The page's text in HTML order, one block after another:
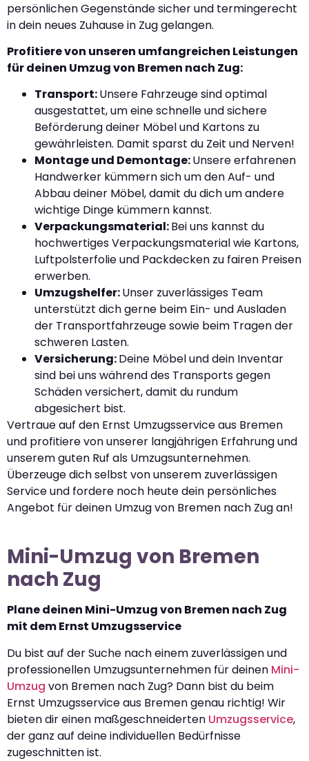
persönlichen Gegenstände sicher und termingerecht
in dein neues Zuhause in Zug gelangen.
Profitiere von unseren umfangreichen Leistungen
für deinen Umzug von Bremen nach Zug:
Transport:Unsere Fahrzeuge sind optimal
ausgestattet, um eine schnelle und sichere
Beförderung deiner Möbel und Kartons zu
gewährleisten. Damit sparst du Zeit und Nerven!
Montage und Demontage:Unsere erfahrenen
Handwerker kümmern sich um den Auf- und
Abbau deiner Möbel, damit du dich um andere
wichtige Dinge kümmern kannst.
Verpackungsmaterial:Bei uns kannst du
hochwertiges Verpackungsmaterial wie Kartons,
Luftpolsterfolie und Packdecken zu fairen Preisen
erwerben.
Umzugshelfer:Unser zuverlässiges Team
unterstützt dich gerne beim Ein- und Ausladen
der Transportfahrzeuge sowie beim Tragen der
schweren Lasten.
Versicherung:Deine Möbel und dein Inventar
sind bei uns während des Transports gegen
Schäden versichert, damit du rundum
abgesichert bist.
Vertraue auf den Ernst Umzugsservice aus Bremen
und profitiere von unserer langjährigen Erfahrung und
unserem guten Ruf als Umzugsunternehmen.
Überzeuge dich selbst von unserem zuverlässigen
Service und fordere noch heute dein persönliches
Angebot für deinen Umzug von Bremen nach Zug an!
Mini-Umzug von Bremen
nach Zug
Plane deinen Mini-Umzug von Bremen nach Zug
mit dem Ernst Umzugsservice
Du bist auf der Suche nach einem zuverlässigen und
professionellen Umzugsunternehmen für deinen Mini-
Umzug von Bremen nach Zug? Dann bist du beim
Ernst Umzugsservice aus Bremen genau richtig! Wir
bieten dir einen maßgeschneiderten Umzugsservice,
der ganz auf deine individuellen Bedürfnisse
zugeschnitten ist.